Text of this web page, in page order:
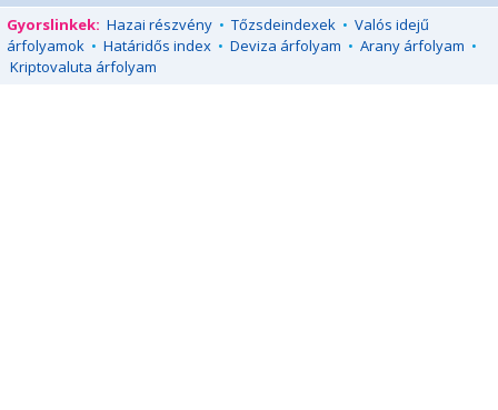
Gyorslinkek: Hazai részvény • Tőzsdeindexek • Valós idejű
árfolyamok • Határidős index • Deviza árfolyam • Arany árfolyam •
Kriptovaluta árfolyam